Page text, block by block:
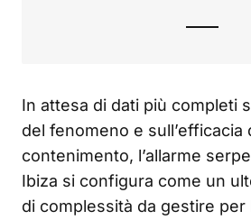
In attesa di dati più completi
del fenomeno e sull’efficacia
contenimento, l’allarme
Ibiza si configura come un
di complessità da gestire per